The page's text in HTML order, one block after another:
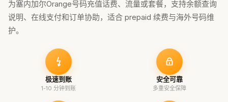
为塞内加尔Orange号码充值话费、流量或套餐，支持余额查询
说明、在线支付和订单协助，适合 prepaid 续费与海外号码维
护。
极速到账
1-10 分钟到账
安全可靠
多重安全保障